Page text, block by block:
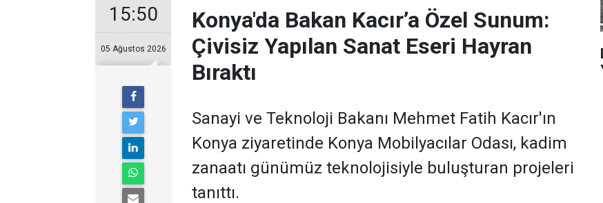
15:50
05 Ağustos 2026
Konya'da Bakan Kacır’a Özel Sunum:
Çivisiz Yapılan Sanat Eseri Hayran
Bıraktı
Sanayi ve Teknoloji Bakanı Mehmet Fatih Kacır'ın
Konya ziyaretinde Konya Mobilyacılar Odası, kadim
zanaatı günümüz teknolojisiyle buluşturan projeleri
tanıttı.